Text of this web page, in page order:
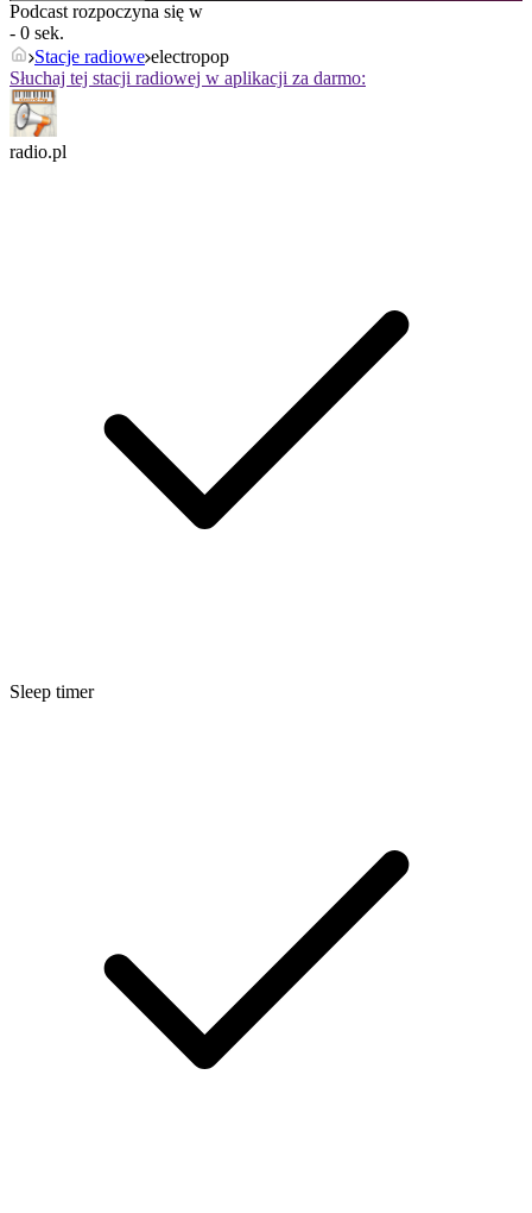
Podcast rozpoczyna się w
- 0 sek.
Stacje radiowe electropop
Słuchaj tej stacji radiowej w aplikacji za darmo:
radio.pl
Sleep timer